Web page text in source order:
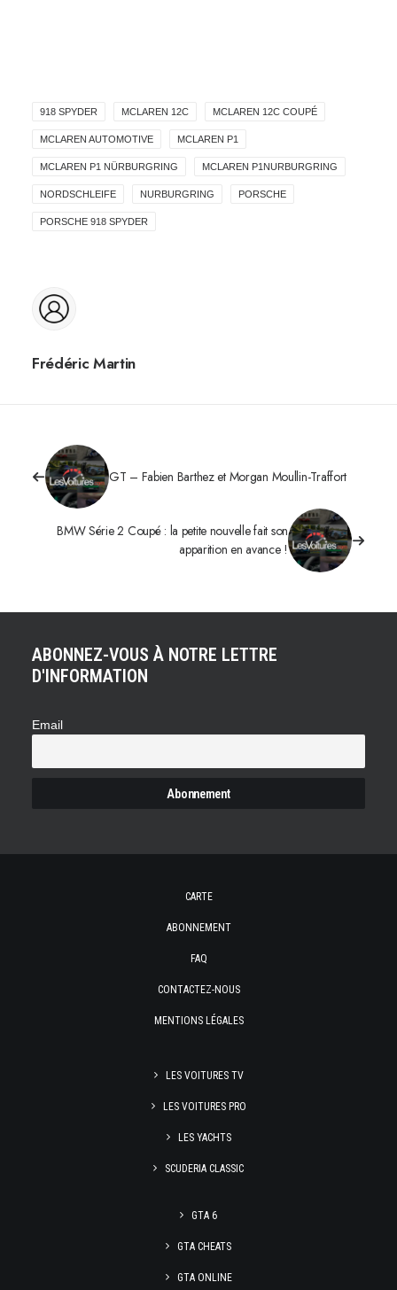
918 SPYDER MCLAREN 12C MCLAREN 12C COUPÉ
MCLAREN AUTOMOTIVE MCLAREN P1
MCLAREN P1 NÜRBURGRING MCLAREN P1NURBURGRING
NORDSCHLEIFE NURBURGRING PORSCHE
PORSCHE 918 SPYDER
Frédéric Martin
GT – Fabien Barthez et Morgan Moullin-Traffort
BMW Série 2 Coupé : la petite nouvelle fait son
apparition en avance !
ABONNEZ-VOUS À NOTRE LETTRE
D'INFORMATION
Email
CARTE
ABONNEMENT
FAQ
CONTACTEZ-NOUS
MENTIONS LÉGALES
LES VOITURES TV
LES VOITURES PRO
LES YACHTS
SCUDERIA CLASSIC
GTA 6
GTA CHEATS
GTA ONLINE